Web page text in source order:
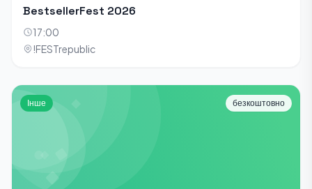
BestsellerFest 2026
17:00
!FESTrepublic
Інше безкоштовно